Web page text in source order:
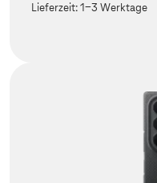
Lieferzeit:1-3 Werktage